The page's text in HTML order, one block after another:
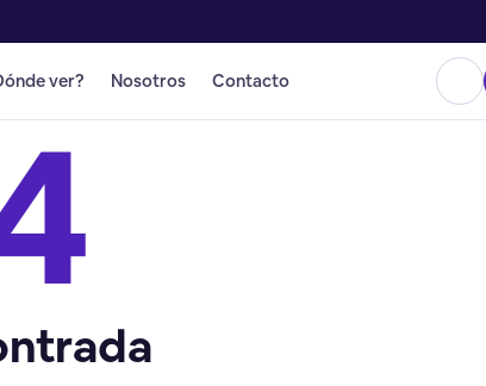
ver? Nosotros Contacto